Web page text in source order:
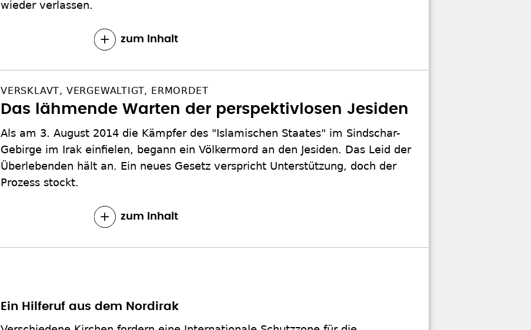
wieder verlassen.
zum Inhalt
VERSKLAVT, VERGEWALTIGT, ERMORDET
Das lähmende Warten der perspektivlosen Jesiden
Als am 3. August 2014 die Kämpfer des "Islamischen Staates" im Sindschar-
Gebirge im Irak einfielen, begann ein Völkermord an den Jesiden. Das Leid der
Überlebenden hält an. Ein neues Gesetz verspricht Unterstützung, doch der
Prozess stockt.
zum Inhalt
Ein Hilferuf aus dem Nordirak